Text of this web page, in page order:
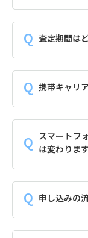
査定期間は
携帯キャリ
スマートフ
は変わりま
申し込みの